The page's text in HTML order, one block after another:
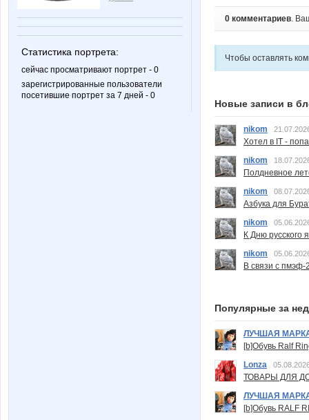
Статистика портрета:
сейчас просматривают портрет - 0
зарегистрированные пользователи
посетившие портрет за 7 дней - 0
0 комментариев.
Чтобы оставлять
Новые записи в
nikom
Хотел в IT -
nikom
Полдневное
nikom
Азбука для
nikom
К Дню русского
nikom
В связи с пмэф-
Популярные за
ЛУЧШАЯ
[b]Обувь Ralf
Lonza
ТОВАРЫ ДЛЯ
ЛУЧШАЯ
[b]Обувь RALF